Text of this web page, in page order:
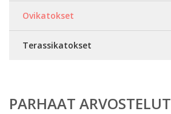
Ovikatokset
Terassikatokset
PARHAAT ARVOSTELUT